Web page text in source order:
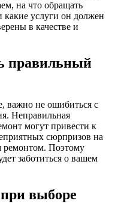
на что обращать
какие услуги он должен
в качестве и
правильный
важно не ошибиться с
Неправильная
могут привести к
сюрпризов на
ремонтом. Поэтому
заботиться о вашем
выборе